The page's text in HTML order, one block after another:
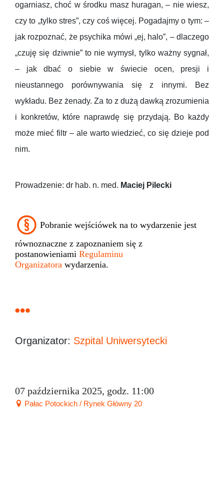
ogarniasz, choć w środku masz huragan, – nie wiesz,
czy to „tylko stres”, czy coś więcej. Pogadajmy o tym: –
jak rozpoznać, że psychika mówi „ej, halo”, – dlaczego
„czuję się dziwnie” to nie wymysł, tylko ważny sygnał,
– jak dbać o siebie w świecie ocen, presji i
nieustannego porównywania się z innymi. Bez
wykładu. Bez żenady. Za to z dużą dawką zrozumienia
i konkretów, które naprawdę się przydają. Bo każdy
może mieć filtr – ale warto wiedzieć, co się dzieje pod
nim.
Prowadzenie: dr hab. n. med. Maciej Pilecki
Pobranie wejściówek na to wydarzenie jest
równoznaczne z zapoznaniem się z
postanowieniami Regulaminu
Organizatora wydarzenia.
Organizator: Szpital Uniwersytecki
07 października 2025, godz. 11:00
Pałac Potockich / Rynek Główny 20